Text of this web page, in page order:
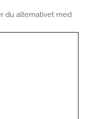
du alternativet med